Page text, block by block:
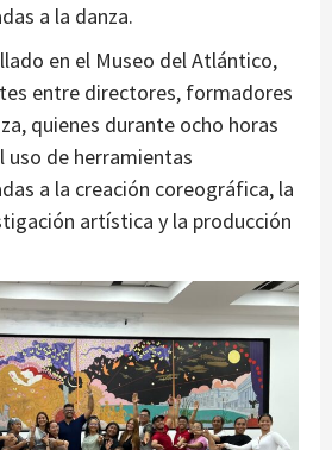
a la danza.
en el Museo del Atlántico,
entre directores, formadores
quienes durante ocho horas
uso de herramientas
a la creación coreográfica, la
artística y la producción